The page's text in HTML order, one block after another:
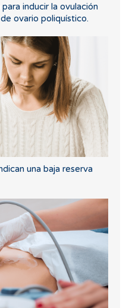
inducir la ovulación
ovario poliquístico.
una baja reserva